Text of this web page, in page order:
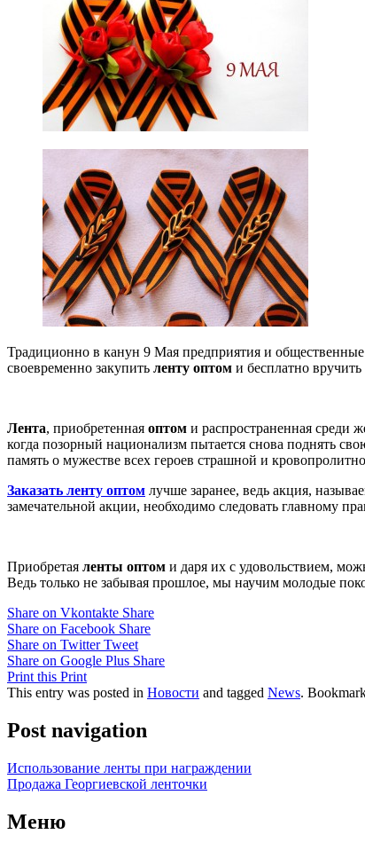
Традиционно в канун 9 Мая предприятия и
своевременно закупить ленту оптом и бесплатно
Лента, приобретенная оптом и распространенная среди
когда позорный национализм пытается снова поднять
память о мужестве всех героев страшной и
Заказать ленту оптом лучше заранее, ведь акция,
замечательной акции, необходимо следовать главному
Приобретая ленты оптом и даря их с удовольствием,
Ведь только не забывая прошлое, мы научим молодые
Share on Vkontakte Share
Share on Facebook Share
Share on Twitter Tweet
Share on Google Plus Share
Print this Print
This entry was posted in Новости and tagged News.
Post navigation
Использование ленты при награждении
Продажа Георгиевской ленточки
Меню